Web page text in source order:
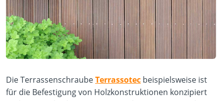
Die TerrassenschraubeTerrassotec beispielsweise ist
für die Befestigung von Holzkonstruktionen konzipiert